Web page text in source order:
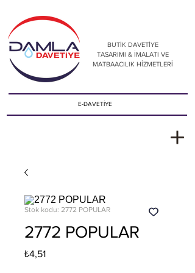
BUTİK DAVETİYE
TASARIMI & İMALATI VE
MATBAACILIK HİZMETLERİ
E-DAVETİYE
Stok kodu: 2772 POPULAR
2772 POPULAR
₺4,51Fiyat